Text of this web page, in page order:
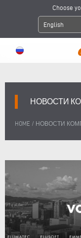
Choose
English
НОВОСТИ
HOME / НОВОСТИ